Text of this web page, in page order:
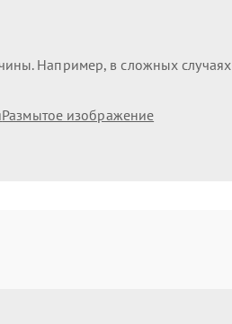
Например, в сложных случаях
Размытое изображение